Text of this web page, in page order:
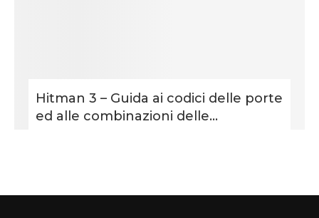
Hitman 3 – Guida ai codici delle porte
ed alle combinazioni delle...